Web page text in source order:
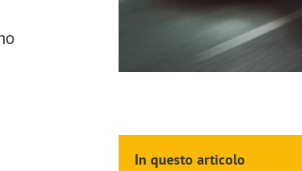
In questo articolo